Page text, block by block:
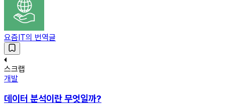
요즘IT의 번역글
스크랩
개발
데이터 분석이란 무엇일까?